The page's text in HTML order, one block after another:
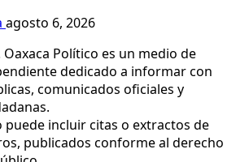
agosto 6, 2026
Oaxaca Político es un medio de
dedicado a informar con
comunicados oficiales y
puede incluir citas o extractos de
publicados conforme al derecho